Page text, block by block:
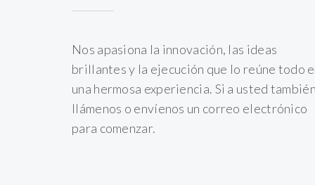
Nos apasiona la innovación, las ideas
brillantes y la ejecución que lo reúne todo
una hermosa experiencia. Si a usted
llámenos o envíenos un correo electrónico
para comenzar.